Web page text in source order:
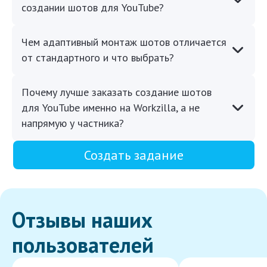
создании шотов для YouTube?
Чем адаптивный монтаж шотов отличается
от стандартного и что выбрать?
Почему лучше заказать создание шотов
для YouTube именно на Workzilla, а не
напрямую у частника?
Создать задание
Отзывы наших
пользователей